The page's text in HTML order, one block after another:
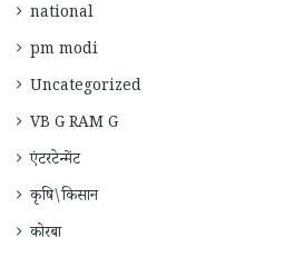
national
pm modi
Uncategorized
VB G RAM G
एंटरटेन्मेंट
कृषि\किसान
कोरबा